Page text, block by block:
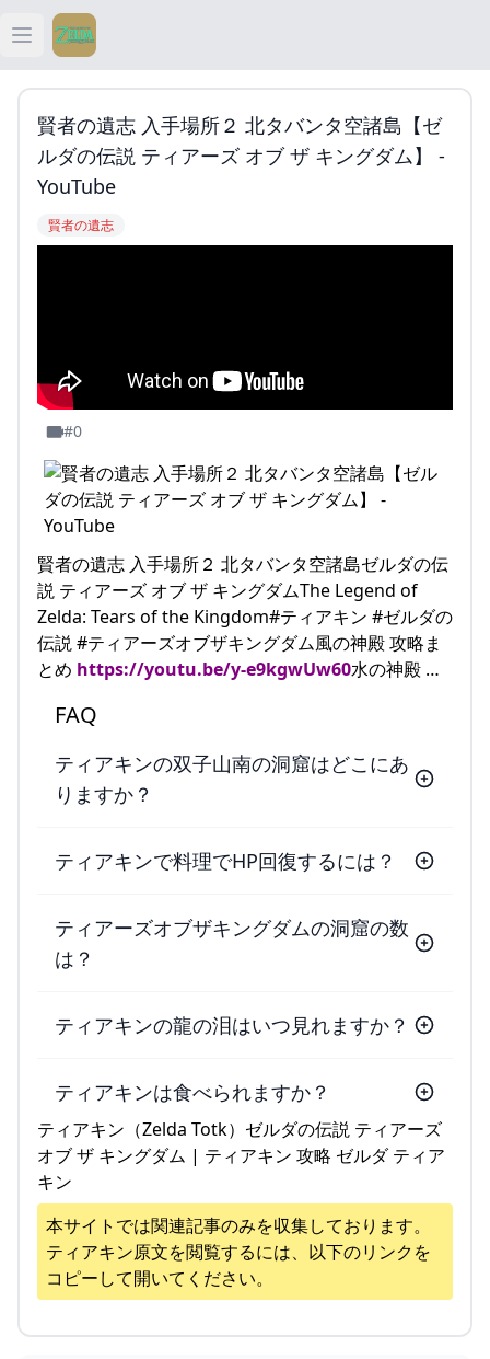
Open main menu
ティアキン
ティアキン 祠
賢者の遺志 入手場所２ 北タバンタ空諸島【ゼ
ルダの伝説 ティアーズ オブ ザ キングダム】 -
YouTube
賢者の遺志
#0
賢者の遺志 入手場所２ 北タバンタ空諸島ゼルダの伝
説 ティアーズ オブ ザ キングダムThe Legend of
Zelda: Tears of the Kingdom#ティアキン #ゼルダの
伝説 #ティアーズオブザキングダム風の神殿 攻略ま
とめ https://youtu.be/y-e9kgwUw60水の神殿 …
FAQ
ティアキンの双子山南の洞窟はどこにあ
りますか？
ティアキンで料理でHP回復するには？
ティアーズオブザキングダムの洞窟の数
は？
ティアキンの龍の泪はいつ見れますか？
ティアキンは食べられますか？
ティアキン（Zelda Totk）ゼルダの伝説 ティアーズ
オブ ザ キングダム | ティアキン 攻略 ゼルダ ティア
キン
本サイトでは関連記事のみを収集しております。
ティアキン原文を閲覧するには、以下のリンクを
コピーして開いてください。